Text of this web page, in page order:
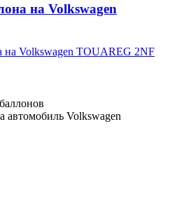
на Volkswagen
автомобиль Volkswagen